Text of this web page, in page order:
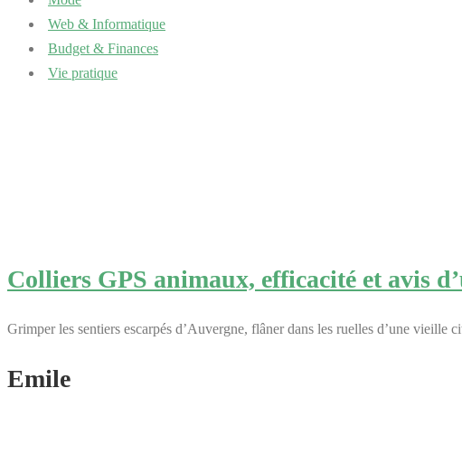
Web & Informatique
Budget & Finances
Vie pratique
Colliers GPS animaux, efficacité et avis
Grimper les sentiers escarpés d’Auvergne, flâner dans les ruelles d’une vieille
Emile